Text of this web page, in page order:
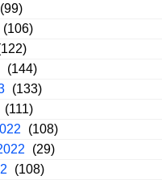
(99)
(106)
(144)
(133)
(111)
(108)
(29)
(108)